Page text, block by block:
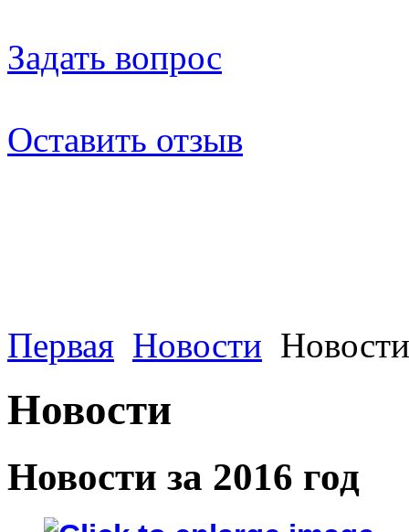
Задать вопрос
Оставить отзыв
Первая Новости
Новости
Новости за 2016 год